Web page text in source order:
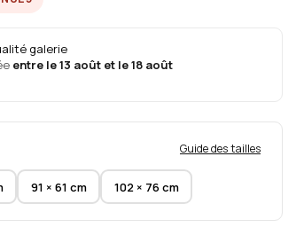
galerie
entre le 13 août et le 18 août
Guide des tailles
91 × 61 cm 102 × 76 cm